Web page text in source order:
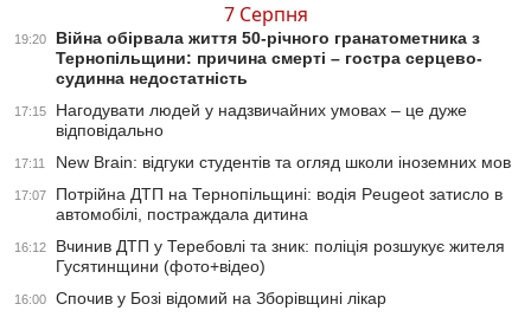
7 Серпня
19:20
Війна обірвала життя 50-річного гранатометника з
Тернопільщини: причина смерті – гостра серцево-
судинна недостатність
17:15
Нагодувати людей у надзвичайних умовах – це дуже
відповідально
17:11 New Brain: відгуки студентів та огляд школи іноземних мов
17:07
Потрійна ДТП на Тернопільщині: водія Peugeot затисло в
автомобілі, постраждала дитина
16:12
Вчинив ДТП у Теребовлі та зник: поліція розшукує жителя
Гусятинщини (фото+відео)
16:00 Спочив у Бозі відомий на Зборівщині лікар